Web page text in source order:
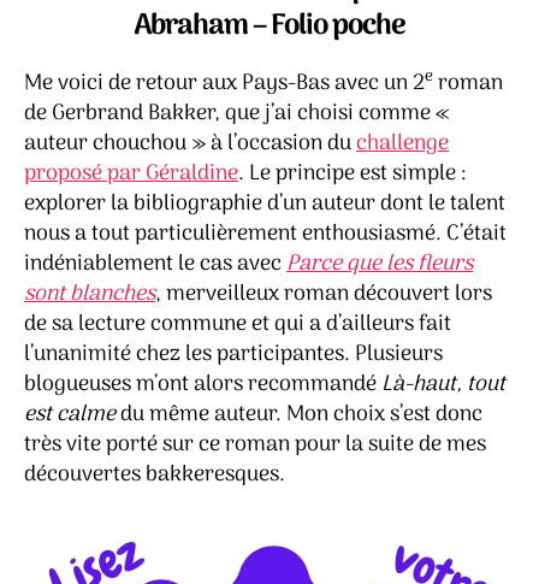
Abraham – Folio poche
Me voici de retour aux Pays-Bas avec un 2eroman
de Gerbrand Bakker, que j’ai choisi comme «
auteur chouchou » à l’occasion duchallenge
proposé par Géraldine. Le principe est simple :
explorer la bibliographie d’un auteur dont le talent
nous a tout particulièrement enthousiasmé. C’était
indéniablement le cas avecParce que les fleurs
sont blanches, merveilleux roman découvert lors
de sa lecture commune et qui a d’ailleurs fait
l’unanimité chez les participantes. Plusieurs
blogueuses m’ont alors recommandé Là-haut, tout
est calmedu même auteur. Mon choix s’est donc
très vite porté sur ce roman pour la suite de mes
découvertes bakkeresques.